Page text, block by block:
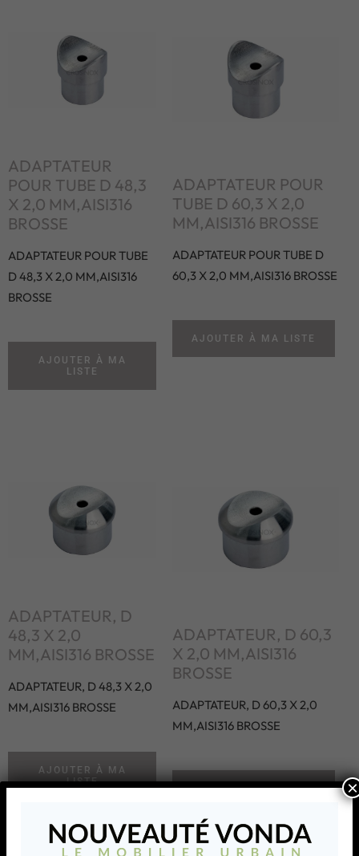
ADAPTATEUR
POUR TUBE D 48,3
X 2,0 MM,AISI316
BROSSE
ADAPTATEUR POUR TUBE
D 48,3 X 2,0 MM,AISI316
BROSSE
AJOUTER À MA
LISTE
ADAPTATEUR POUR
TUBE D 60,3 X 2,0
MM,AISI316 BROSSE
ADAPTATEUR POUR TUBE D
60,3 X 2,0 MM,AISI316 BROSSE
AJOUTER À MA LISTE
ADAPTATEUR, D
48,3 X 2,0
MM,AISI316 BROSSE
ADAPTATEUR, D 48,3 X 2,0
MM,AISI316 BROSSE
AJOUTER À MA
LISTE
ADAPTATEUR, D 60,3
X 2,0 MM,AISI316
BROSSE
ADAPTATEUR, D 60,3 X 2,0
MM,AISI316 BROSSE
AJOUTER À MA LISTE ×